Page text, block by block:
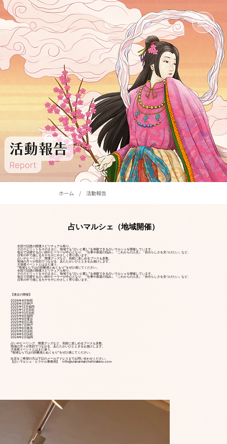
ホーム / 活動報告
占いマルシェ（地域開催）
全国で話題の開運スピリチュアル祭り。
そのスピリットをそのままに、地域でも“占いと癒し”を体験できる占いマルシェを開催しています。
地元で活躍する占い師やヒーラーが中心となり、『仕事や家庭の悩み』『これからの人生』『自分らしさを見つけたい』など、
日常の中で感じるモヤモヤにやさしく寄り添います。
占いやヒーリング、開運グッズなど、気軽に楽しめるブースも多数。
地域の方々が笑顔でつながる、あたたかいひとときをお届けします。
大規模イベントとはまた違う、
“地域ならではの距離感とぬくもり”をぜひ感じてください。
全国で話題の開運スピリチュアル祭り。
そのスピリットをそのままに、地域でも“占いと癒し”を体験できる占いマルシェを開催しています。
地元で活躍する占い師やヒーラーが中心となり、『仕事や家庭の悩み』『これからの人生』『自分らしさを見つけたい』など、
日常の中で感じるモヤモヤにやさしく寄り添います。
【過去の開催】
​2026年4月秋田
2026年3月神戸
2025年12月福岡
​2025年12月浜松
2025年10月浜松
2025年9月福岡
2025年9月東京
2025年8月広島
2025年7月神戸
2025年6月岐阜
2025年5月浜松
2024年5月浜松
2024年2月福岡
占いやヒーリング、開運グッズなど、気軽に楽しめるブースも多数。
地域の方々が笑顔でつながる、あたたかいひとときをお届けします。
大規模イベントとはまた違う、
“地域ならではの距離感とぬくもり”をぜひ感じてください。
出店をご希望の方は下記のメールアドレスまでお問い合わせください。
【占いマルシェ・ヒラケル事務局】 info@uranaimarchehirakeru.coｍ​